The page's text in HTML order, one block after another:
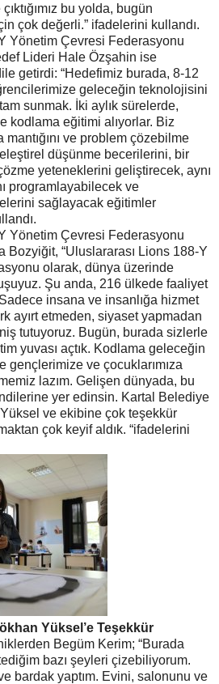
bu yolda, bugün
çok değerli.” ifadelerini kullandı.
Yönetim Çevresi Federasyonu
Lideri Hale Özşahin ise
getirdi: “Hedefimiz burada, 8-12
geleceğin teknolojisini
sunmak. İki aylık sürelerde,
kodlama eğitimi alıyorlar. Biz
mantığını ve problem çözebilme
düşünme becerilerini, bir
yeteneklerini geliştirecek, aynı
programlayabilecek ve
sağlayacak eğitimler
Yönetim Çevresi Federasyonu
Bozyiğit, “Uluslararası Lions 188-Y
olarak, dünya üzerinde
Şu anda, 216 ülkede faaliyet
insana ve insanlığa hizmet
ayırt etmeden, siyaset yapmadan
tutuyoruz. Bugün, burada sizlerle
yuvası açtık. Kodlama geleceğin
gençlerimize ve çocuklarımıza
lazım. Gelişen dünyada, bu
yer edinsin. Kartal Belediye
Yüksel ve ekibine çok teşekkür
çok keyif aldık. “ifadelerini
Yüksel’e Teşekkür
Begüm Kerim; “Burada
bazı şeyleri çizebiliyorum.
bardak yaptım. Evini, salonunu ve